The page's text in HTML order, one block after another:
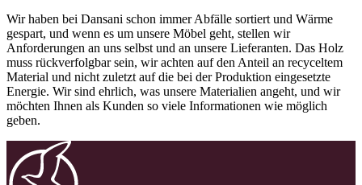
Wir haben bei Dansani schon immer Abfälle sortiert und Wärme
gespart, und wenn es um unsere Möbel geht, stellen wir
Anforderungen an uns selbst und an unsere Lieferanten. Das Holz
muss rückverfolgbar sein, wir achten auf den Anteil an recyceltem
Material und nicht zuletzt auf die bei der Produktion eingesetzte
Energie. Wir sind ehrlich, was unsere Materialien angeht, und wir
möchten Ihnen als Kunden so viele Informationen wie möglich
geben.